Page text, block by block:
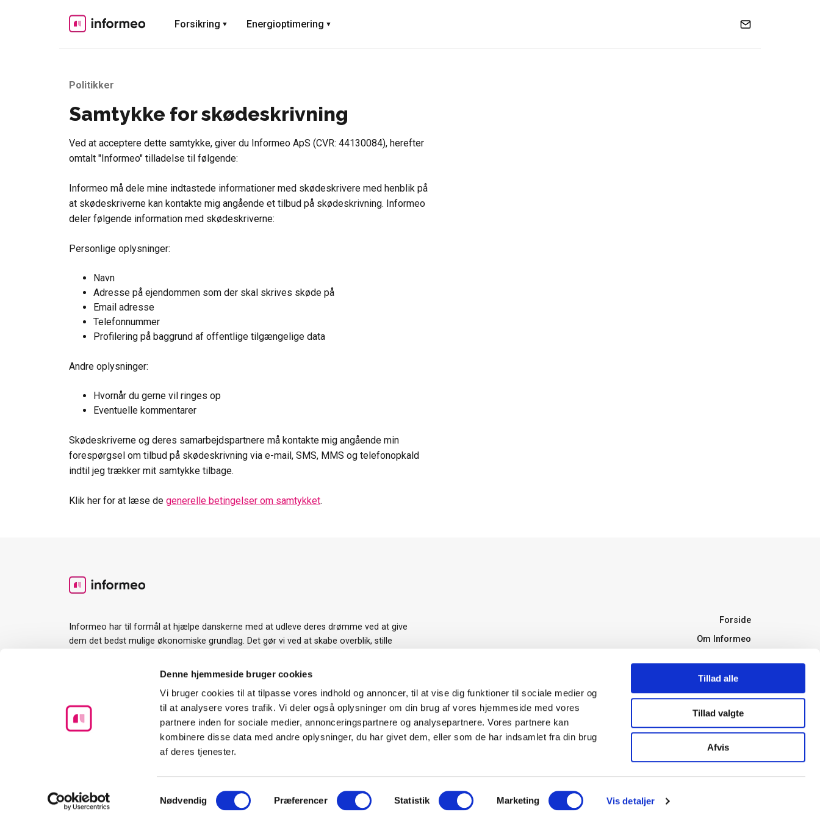
Denne hjemmeside bruger cookies
Vi bruger cookies til at tilpasse vores indhold og annoncer, til at vise dig funktioner til sociale medier og
til at analysere vores trafik. Vi deler også oplysninger om din brug af vores hjemmeside med vores
partnere inden for sociale medier, annonceringspartnere og analysepartnere. Vores partnere kan
kombinere disse data med andre oplysninger, du har givet dem, eller som de har indsamlet fra din brug
af deres tjenester.
Samtykkevalg
Nødvendig Præferencer Statistik Marketing Vis detaljer
Tillad alle
Tillad valgte
Afvis
Forsikring Energioptimering
Politikker
Samtykke for skødeskrivning
Ved at acceptere dette samtykke, giver du Informeo ApS (CVR: 44130084), herefter
omtalt "Informeo" tilladelse til følgende:
Informeo må dele mine indtastede informationer med skødeskrivere med henblik på
at skødeskriverne kan kontakte mig angående et tilbud på skødeskrivning. Informeo
deler følgende information med skødeskriverne:
Personlige oplysninger:
Navn
Adresse på ejendommen som der skal skrives skøde på
Email adresse
Telefonnummer
Profilering på baggrund af offentlige tilgængelige data
Andre oplysninger:
Hvornår du gerne vil ringes op
Eventuelle kommentarer
Skødeskriverne og deres samarbejdspartnere må kontakte mig angående min
forespørgsel om tilbud på skødeskrivning via e-mail, SMS, MMS og telefonopkald
indtil jeg trækker mit samtykke tilbage.
Klik her for at læse de generelle betingelser om samtykket.
Informeo har til formål at hjælpe danskerne med at udleve deres drømme ved at give
dem det bedst mulige økonomiske grundlag. Det gør vi ved at skabe overblik, stille
services og ydelser man har brug for i forbindelse med et boligkøb, da det er den
største økonomiske beslutning mange træffer.
Forside
Om Informeo
Forsikringsselskaber
Ordbog
Forsikringstyper
Boligkøb
InformeoToldbodvej 1 Om Informeo